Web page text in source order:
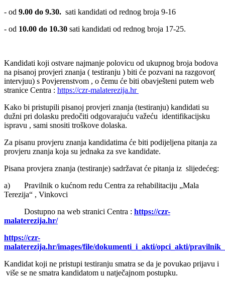
- od 9.00 do 9.30. sati kandidati od rednog broja 9-16
- od 10.00 do 10.30 sati kandidati od rednog broja 17-25.
Kandidati koji ostvare najmanje polovicu od ukupnog broja bodova
na pisanoj provjeri znanja ( testiranju ) biti će pozvani na razgovor(
intervjuu) s Povjerenstvom , o čemu će biti obavješteni putem web
stranice Centra : https://czr-malaterezija.hr
Kako bi pristupili pisanoj provjeri znanja (testiranju) kandidati su
dužni pri dolasku predočiti odgovarajuću važeću identifikacijsku
ispravu , sami snositi troškove dolaska.
Za pisanu provjeru znanja kandidatima će biti podijeljena pitanja za
provjeru znanja koja su jednaka za sve kandidate.
Pisana provjera znanja (testiranje) sadržavat će pitanja iz slijedećeg:
a) Pravilnik o kućnom redu Centra za rehabilitaciju „Mala
Terezija“ , Vinkovci
Dostupno na web stranici Centra : https://czr-
malaterezija.hr/
https://czr-
malaterezija.hr/images/file/dokumenti_i_akti/opci_akti/
Kandidat koji ne pristupi testiranju smatra se da je povukao prijavu i
više se ne smatra kandidatom u natječajnom postupku.